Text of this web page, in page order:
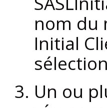
nom du
Initial
Un ou